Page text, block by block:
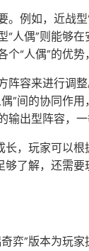
例如，近战型
“人偶”则能够
“人偶”的优势
阵容来进行调
”间的协同作
出型阵容，一
长，玩家可以
够了解，还需
弈”版本为玩